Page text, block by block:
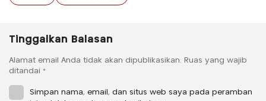
Tinggalkan Balasan
Alamat email Anda tidak akan dipublikasikan. Ruas yang wajib
ditandai *
Simpan nama, email, dan situs web saya pada peramban